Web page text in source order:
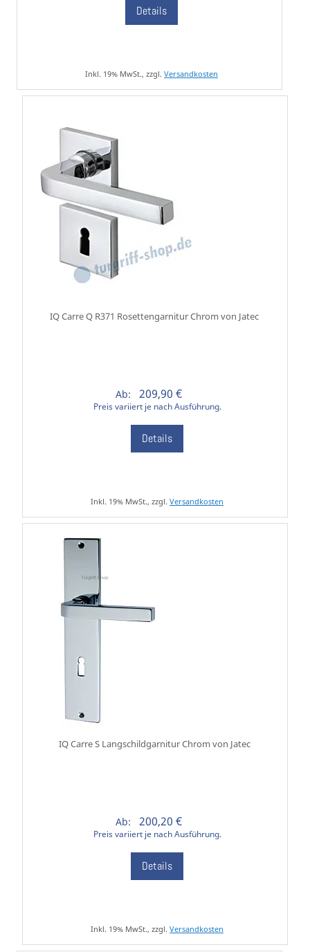
Details
Inkl. 19% MwSt., zzgl. Versandkosten
IQ Carre Q R371 Rosettengarnitur Chrom von Jatec
Ab: 209,90 €
Preis variiert je nach Ausführung.
Details
Inkl. 19% MwSt., zzgl. Versandkosten
IQ Carre S Langschildgarnitur Chrom von Jatec
Ab: 200,20 €
Preis variiert je nach Ausführung.
Details
Inkl. 19% MwSt., zzgl. Versandkosten